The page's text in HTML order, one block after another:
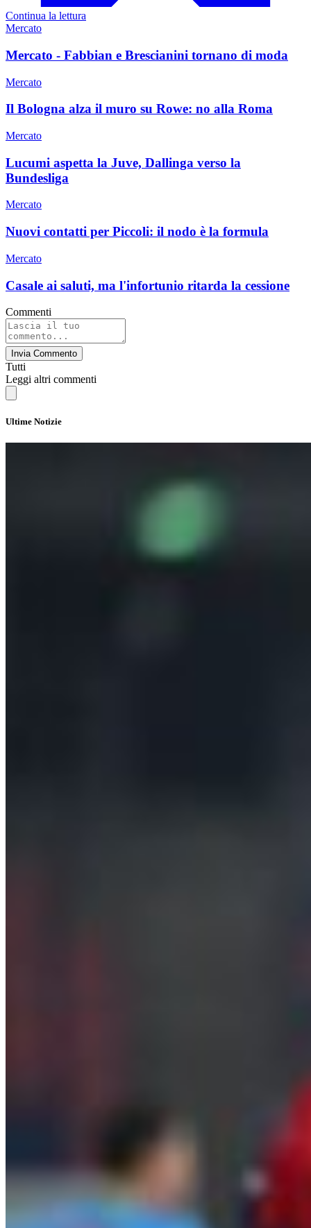
Continua la lettura
Mercato
Mercato - Fabbian e Brescianini tornano di moda
Mercato
Il Bologna alza il muro su Rowe: no alla Roma
Mercato
Lucumi aspetta la Juve, Dallinga verso la
Bundesliga
Mercato
Nuovi contatti per Piccoli: il nodo è la formula
Mercato
Casale ai saluti, ma l'infortunio ritarda la cessione
Commenti
Invia Commento
Tutti
Leggi altri commenti
Ultime Notizie